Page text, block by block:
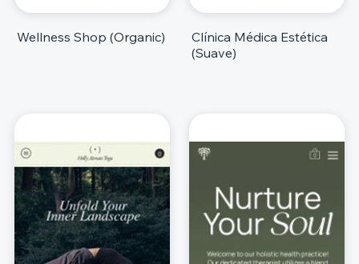
Wellness Shop (Organic)
Clínica Médica Estética
(Suave)